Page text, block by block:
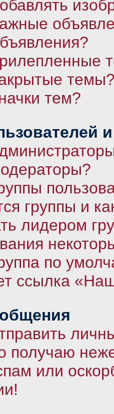
тем?
группы и
лидером
по
ссылка
получаю
или